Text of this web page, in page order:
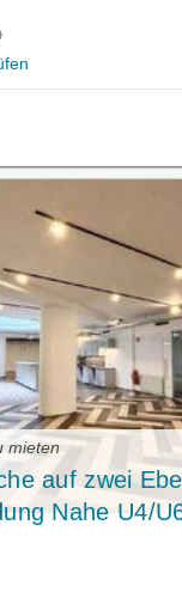
mieten
auf zwei
Nahe U4/